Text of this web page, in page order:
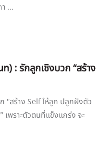
...
: รักลูกเชิงบวก “สร้าง
"สร้าง Self ให้ลูก ปลูกฝังตัว
เพราะตัวตนที่แข็งแกร่ง จะ